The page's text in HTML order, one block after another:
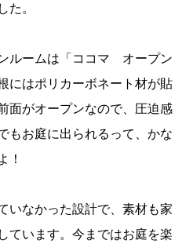
た。
ルームは「ココマ オープン
にはポリカーボネート材が貼
面がオープンなので、圧迫感
もお庭に出られるって、かな
！
いなかった設計で、素材も家
ています。今まではお庭を楽